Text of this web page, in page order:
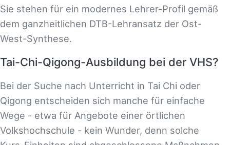
Sie stehen für ein modernes Lehrer-Profil gemäß
dem ganzheitlichen DTB-Lehransatz der Ost-
West-Synthese.
Tai-Chi-Qigong-Ausbildung bei der VHS?
Bei der Suche nach Unterricht in Tai Chi oder
Qigong entscheiden sich manche für einfache
Wege - etwa für Angebote einer örtlichen
Volkshochschule - kein Wunder, denn solche